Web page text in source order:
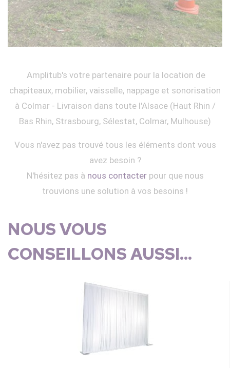
Amplitub's votre partenaire pour la location de
chapiteaux, mobilier, vaisselle, nappage et sonorisation
à Colmar - Livraison dans toute l'Alsace (Haut Rhin /
Bas Rhin, Strasbourg, Sélestat, Colmar, Mulhouse)
Vous n'avez pas trouvé tous les éléments dont vous
avez besoin ?
N'hésitez pas à nous contacterpour que nous
trouvions une solution à vos besoins !
NOUS VOUS
CONSEILLONS AUSSI...